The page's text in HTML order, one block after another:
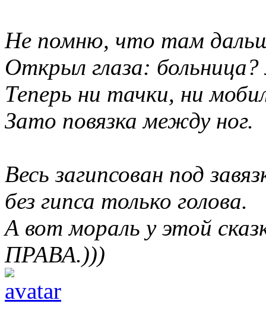
Не помню, что там
Открыл глаза: больница?
Теперь ни тачки, ни
Зато повязка между ног.
Весь загипсован под
без гипса только голова.
А вот мораль у этой
ПРАВА.)))